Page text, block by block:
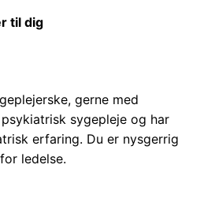
til dig
gerne med
sygepleje og har
erfaring. Du er nysgerrig
ledelse.